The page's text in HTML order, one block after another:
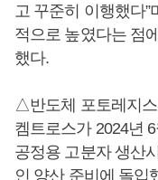
고 꾸준히 이행했다
적으로 높였다는 점
했다.
△반도체 포토레지
켐트로스가 2024년
공정용 고분자 생산
인 양산 준비에 돌입